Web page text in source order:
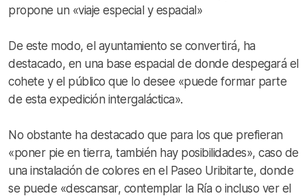
propone un «viaje especial y espacial»
De este modo, el ayuntamiento se convertirá, ha
destacado, en una base espacial de donde despegará el
cohete y el público que lo desee «puede formar parte
de esta expedición intergaláctica».
No obstante ha destacado que para los que prefieran
«poner pie en tierra, también hay posibilidades», caso de
una instalación de colores en el Paseo Uribitarte, donde
se puede «descansar, contemplar la Ría o incluso ver el